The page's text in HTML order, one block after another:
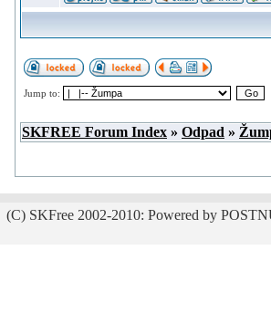
Jump to:
SKFREE Forum Index » Odpad »
(C) SKFree 2002-2010: Powered by